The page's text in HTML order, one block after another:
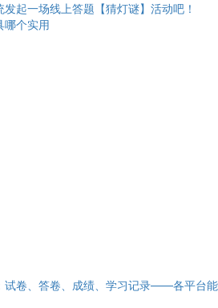
起一场线上答题【猜灯谜】活动吧！
哪个实用
试卷、答卷、成绩、学习记录——各平台能